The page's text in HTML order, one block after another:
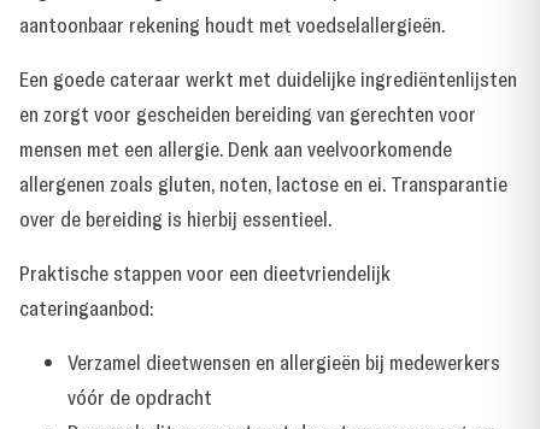
aantoonbaar rekening houdt met voedselallergieën.
Een goede cateraar werkt met duidelijke ingrediëntenlijsten
en zorgt voor gescheiden bereiding van gerechten voor
mensen met een allergie. Denk aan veelvoorkomende
allergenen zoals gluten, noten, lactose en ei. Transparantie
over de bereiding is hierbij essentieel.
Praktische stappen voor een dieetvriendelijk
cateringaanbod:
Verzamel dieetwensen en allergieën bij medewerkers
vóór de opdracht